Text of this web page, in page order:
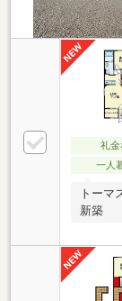
礼金
一人
トーマ
新築